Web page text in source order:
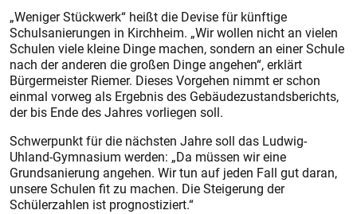
„Weniger Stückwerk“ heißt die Devise für künftige
Schulsanierungen in Kirchheim. „Wir wollen nicht an vielen
Schulen viele kleine Dinge machen, sondern an einer Schule
nach der anderen die großen Dinge angehen“, erklärt
Bürgermeister Riemer. Dieses Vorgehen nimmt er schon
einmal vorweg als Ergebnis des Gebäudezustandsberichts,
der bis Ende des Jahres vorliegen soll.
Schwerpunkt für die nächsten Jahre soll das Ludwig-
Uhland-Gymnasium werden: „Da müssen wir eine
Grundsanierung angehen. Wir tun auf jeden Fall gut daran,
unsere Schulen fit zu machen. Die Steigerung der
Schülerzahlen ist prognostiziert.“